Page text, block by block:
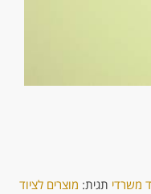
משרדי תגית: מוצרים לציוד